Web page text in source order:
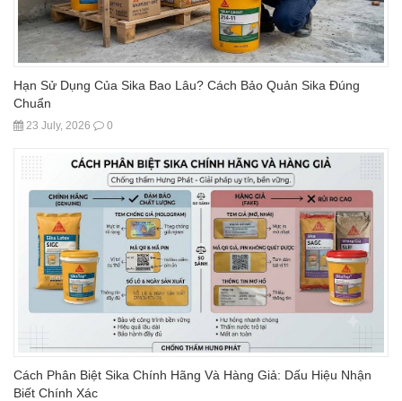
Hạn Sử Dụng Của Sika Bao Lâu? Cách Bảo Quản Sika Đúng
Chuẩn
23 July, 2026 0
Cách Phân Biệt Sika Chính Hãng Và Hàng Giả: Dấu Hiệu Nhận
Biết Chính Xác